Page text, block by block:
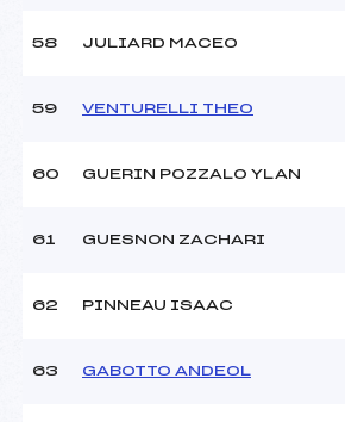
58 JULIARD MACEO
59 VENTURELLI THEO
60 GUERIN POZZALO YLAN
61 GUESNON ZACHARI
62 PINNEAU ISAAC
63 GABOTTO ANDEOL